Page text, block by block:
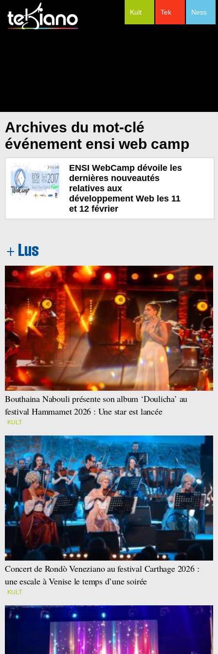
Ness
Tek
Kult
Archives du mot-clé
événement ensi web camp
ENSI WebCamp dévoile les
dernières nouveautés
relatives aux
développement Web les 11
et 12 février
Bouthaina Nabouli présente son album ‘Doulicha’ au
festival Hammamet 2026 : Une star est lancée
KULT
Concert de Rondò Veneziano au festival Carthage 2026 :
une escale à Venise le temps d’une soirée
KULT